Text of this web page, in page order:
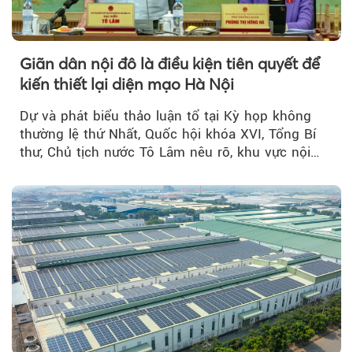
Giãn dân nội đô là điều kiện tiên quyết để
kiến thiết lại diện mạo Hà Nội
Dự và phát biểu thảo luận tổ tại Kỳ họp không
thường lệ thứ Nhất, Quốc hội khóa XVI, Tổng Bí
thư, Chủ tịch nước Tô Lâm nêu rõ, khu vực nội